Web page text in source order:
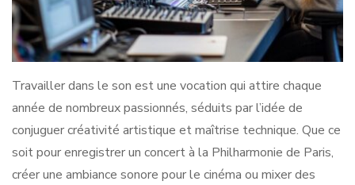
Travailler dans le son est une vocation qui attire chaque
année de nombreux passionnés, séduits par l’idée de
conjuguer créativité artistique et maîtrise technique. Que ce
soit pour enregistrer un concert à la Philharmonie de Paris,
créer une ambiance sonore pour le cinéma ou mixer des